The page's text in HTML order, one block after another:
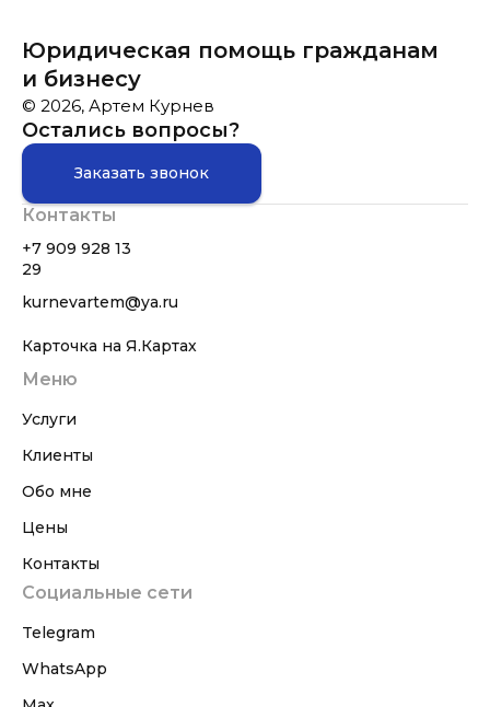
Юридическая помощь гражданам
и бизнесу
© 2026, Артем Курнев
Остались вопросы?
Заказать звонок
Контакты
+7 909 928 13
29
kurnevartem@ya.ru
Карточка на Я.Картах
Меню
Услуги
Клиенты
Обо мне
Цены
Контакты
Социальные сети
Telegram
WhatsApp